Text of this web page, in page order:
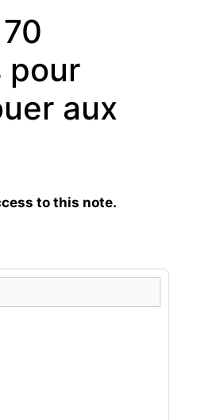
pour
aux
to this note.